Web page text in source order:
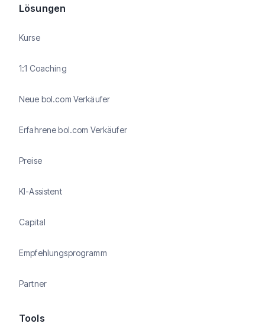
Lösungen
Kurse
1:1 Coaching
Neue bol.com Verkäufer
Erfahrene bol.com Verkäufer
Preise
KI-Assistent
Capital
Empfehlungsprogramm
Partner
Tools